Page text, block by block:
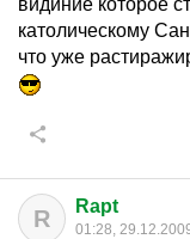
видиние которое
католическому
что уже
R Rapt
01:28,